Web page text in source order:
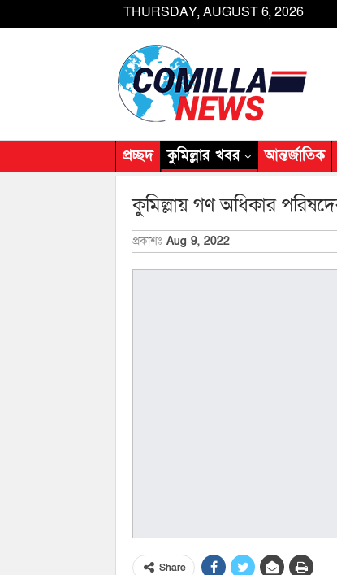
THURSDAY, AUGUST 6, 2026
প্রচ্ছদ কুমিল্লার খবর আন্তর্জাতিক
কুমিল্লায় গণ অধিকার
প্রকাশঃ Aug 9, 2022
Share